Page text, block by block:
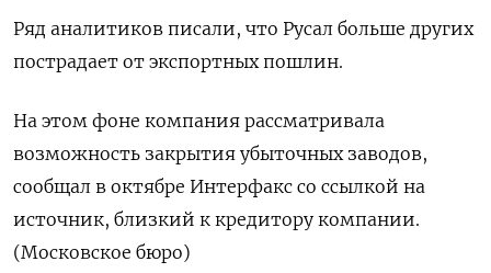
Ряд аналитиков писали, что Русал больше других
пострадает от экспортных пошлин.
На этом фоне компания рассматривала
возможность закрытия убыточных заводов,
сообщал в октябре Интерфакс со ссылкой на
источник, близкий к кредитору компании.
(Московское бюро)